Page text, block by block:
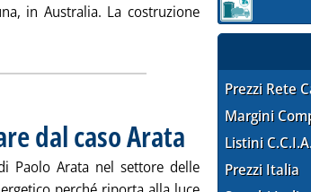
in Australia. La costruzione
tutta la notizia: 'Fv, 34 MW in Australia per
dal caso Arata . Pubblicata mercoledì 24
Paolo Arata nel settore delle
Sezione:
Prezzi Rete
Margini
Listini
Prezzi Italia